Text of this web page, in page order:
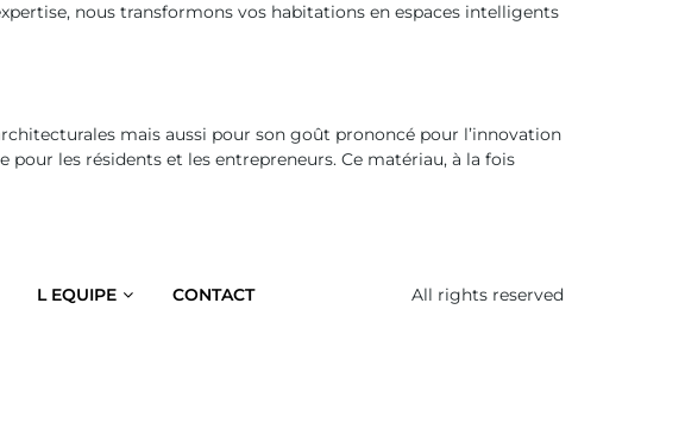
nous transformons vos habitations en espaces intelligents
mais aussi pour son goût prononcé pour l’innovation
les résidents et les entrepreneurs. Ce matériau, à la fois
L EQUIPE CONTACT All rights reserved